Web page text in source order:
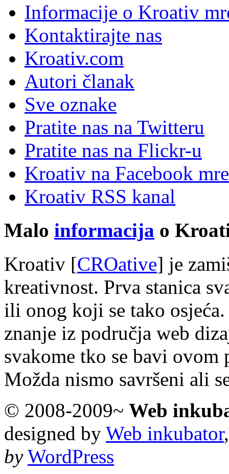
Informacije o Kroativ
Kontaktirajte nas
Kroativ.com
Autori članak
Sve oznake
Pratite nas na Twitteru
Pratite nas na Flickr-u
Kroativ na Facebook
Kroativ RSS kanal
Malo informacija o
Kroativ [CROative] je
kreativnost. Prva stanica
ili onog koji se tako
znanje iz područja web
svakome tko se bavi
Možda nismo savršeni ali
© 2008-2009~ Web
designed by Web inkubator
by WordPress